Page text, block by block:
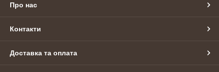
Про нас
Контакти
Доставка та оплата